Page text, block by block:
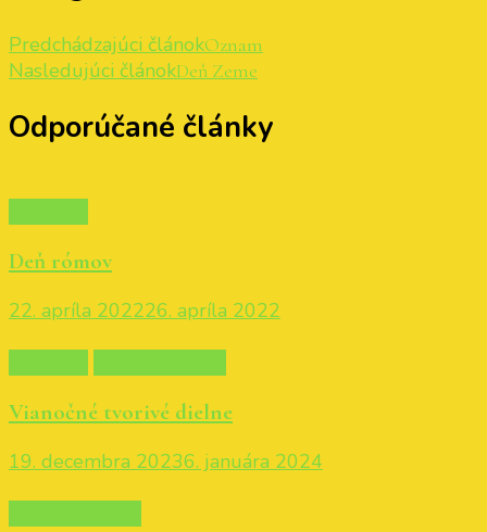
Predchádzajúci článokOznam
Nasledujúci článokDeň Zeme
Odporúčané články
Deň rómov
22. apríla 202226. apríla 2022
Vianočné tvorivé dielne
19. decembra 20236. januára 2024